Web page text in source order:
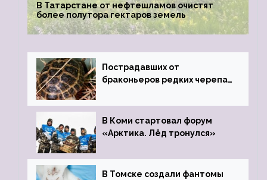
В Татарстане от нефтешламов очистят
более полутора гектаров земель
Пострадавших от
браконьеров редких черепах
зоопарк
В Коми стартовал форум
«Арктика. Лёд тронулся»
В Томске создали фантомы